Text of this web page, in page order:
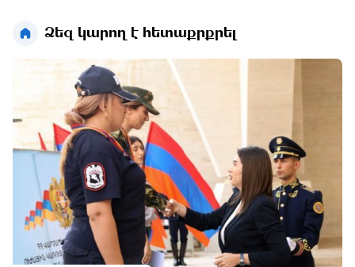
Ձեզ կարող է հետաքրքրել